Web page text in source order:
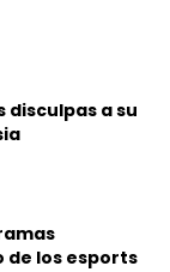
disculpas a su
de los esports